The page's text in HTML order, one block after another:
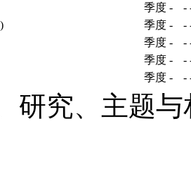
季度 - -
季度 - -
季度 - -
季度 - -
季度 - -
研究、主题